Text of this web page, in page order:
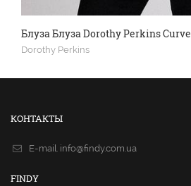
Блуза Блуза Dorothy Perkins Curve
Dorothy Perkins
КОНТАКТЫ
E-mail. info@findy.com.ua
FINDY